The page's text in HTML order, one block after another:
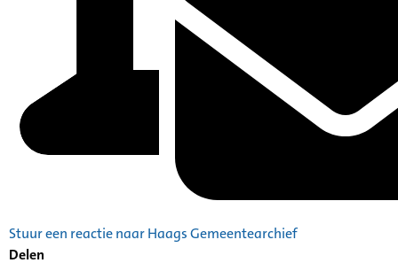
Stuur een reactie naar Haags Gemeentearchief
Delen